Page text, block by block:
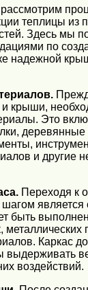
теплицы из
Здесь мы
по
надежной
и крыши,
Это
деревянные
и другие
Переходя к
является
быть
металлических
Каркас
выдерживать
воздействий.